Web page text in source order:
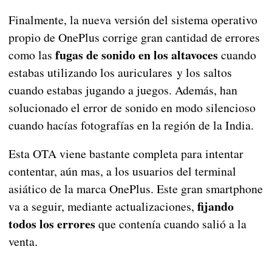
Finalmente, la nueva versión del sistema operativo
propio de OnePlus corrige gran cantidad de errores
como las fugas de sonido en los altavoces cuando
estabas utilizando los auriculares y los saltos
cuando estabas jugando a juegos. Además, han
solucionado el error de sonido en modo silencioso
cuando hacías fotografías en la región de la India.
Esta OTA viene bastante completa para intentar
contentar, aún mas, a los usuarios del terminal
asiático de la marca OnePlus. Este gran smartphone
va a seguir, mediante actualizaciones, fijando
todos los errores que contenía cuando salió a la
venta.